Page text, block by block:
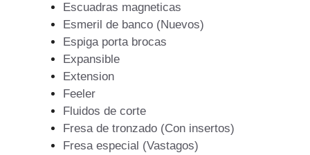
Escuadras magneticas
Esmeril de banco (Nuevos)
Espiga porta brocas
Expansible
Extension
Feeler
Fluidos de corte
Fresa de tronzado (Con insertos)
Fresa especial (Vastagos)